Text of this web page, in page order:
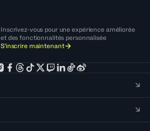
Inscrivez-vous pour une expérience améliorée
et des fonctionnalités personnalisée
S'inscrire maintenant